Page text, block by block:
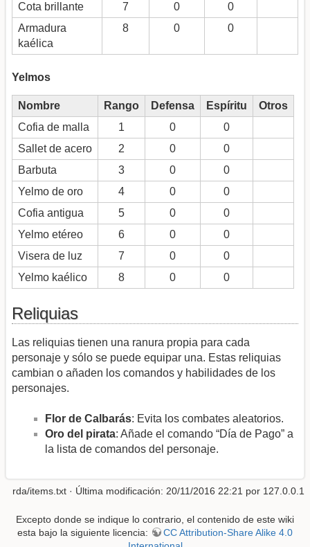
Cota brillante 7 0
0
Armadura
kaélica
8 0 0
Yelmos
Nombre Rango Defensa Espíritu
Otros
Cofia de malla
1 0
0
Sallet de acero
2 0
0
Barbuta
3 0
0
Yelmo de oro
4 0
0
Cofia antigua
5 0
0
Yelmo etéreo
6 0
0
Visera de luz
7 0
0
Yelmo kaélico
8 0 0
Reliquias
Las reliquias tienen una ranura propia para cada
personaje y sólo se puede equipar una. Estas reliquias
cambian o añaden los comandos y habilidades de los
personajes.
Flor de Calbarás: Evita los combates aleatorios.
Oro del pirata: Añade el comando “Día de Pago” a
la lista de comandos del personaje.
rda/items.txt · Última modificación: 20/11/2016 22:21 por 127.0.0.1
Excepto donde se indique lo contrario, el contenido de este wiki
esta bajo la siguiente licencia:
CC Attribution-Share Alike 4.0